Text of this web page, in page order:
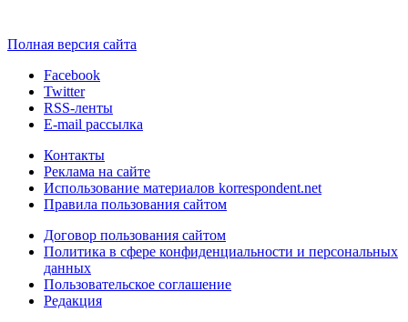
Полная версия сайта
Facebook
Twitter
RSS-ленты
E-mail рассылка
Контакты
Реклама на сайте
Использование материалов korrespondent.net
Правила пользования сайтом
Договор пользования сайтом
Политика в сфере конфиденциальности и персональных
данных
Пользовательское соглашение
Редакция